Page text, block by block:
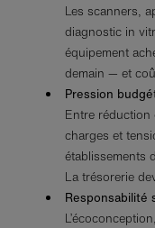
Les scanners,
diagnostic in
équipement
demain — et
Pression
Entre réduction
charges et
établissements
La trésorerie
Responsabilité